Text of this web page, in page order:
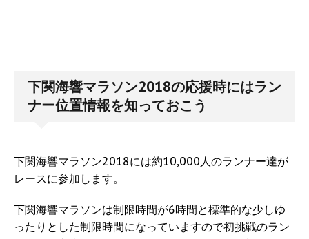
下関海響マラソン2018の応援時にはラン
ナー位置情報を知っておこう
下関海響マラソン2018には約10,000人のランナー達が
レースに参加します。
下関海響マラソンは制限時間が6時間と標準的な少しゆ
ったりとした制限時間になっていますので初挑戦のラン